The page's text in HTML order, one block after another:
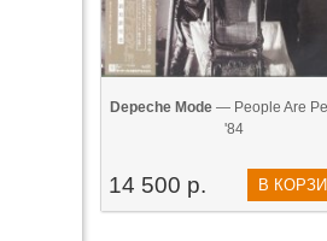
Depeche Mode — People Are
'84
14 500 р. В